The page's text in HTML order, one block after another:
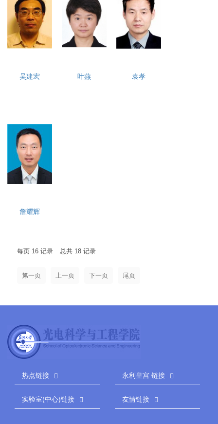
吴建宏 叶燕 袁孝
詹耀辉
每页 16 记录 总共 18 记录
第一页 尾页
热点链接 永利皇宫 链接
实验室(中心)链接 友情链接